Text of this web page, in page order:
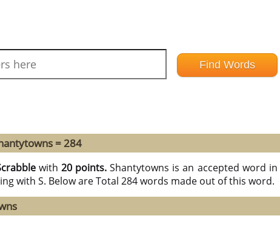
= 284
with 20 points.Shantytowns is an accepted word in
with S. Below are Total 284 words made out of this word.